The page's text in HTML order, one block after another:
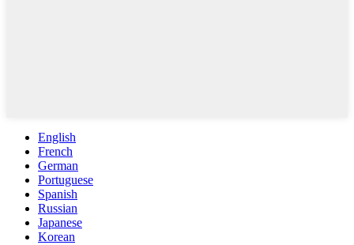
English
French
German
Portuguese
Spanish
Russian
Japanese
Korean